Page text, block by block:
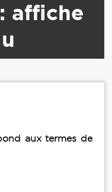
affiche
aux termes de